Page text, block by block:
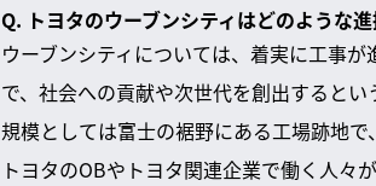
Q. トヨタのウーブンシティはどのような
ウーブンシティについては、着実に工事
で、社会への貢献や次世代を創出すると
規模としては富士の裾野にある工場跡地
トヨタのOBやトヨタ関連企業で働く人々